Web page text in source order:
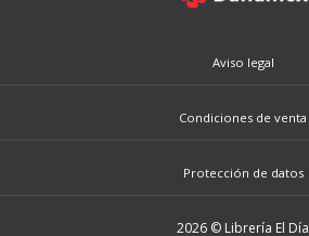
Aviso legal
Condiciones de venta
Protección de datos
2026 © Librería El Día